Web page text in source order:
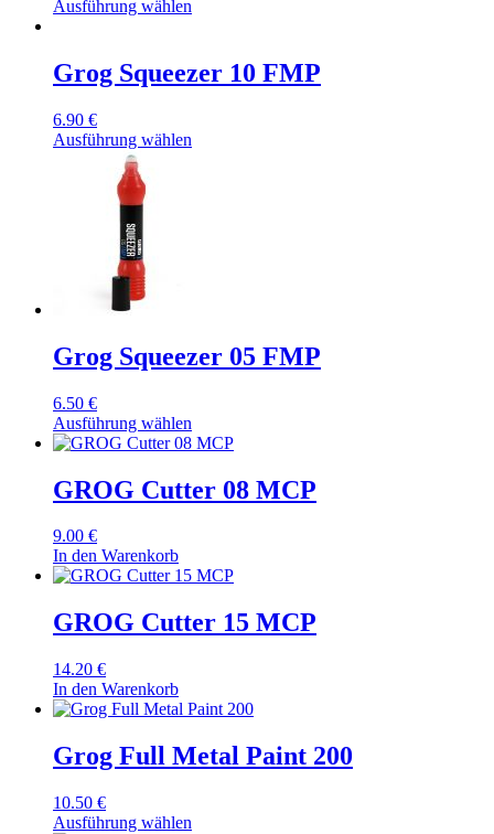
Ausführung wählen
Grog Squeezer 10 FMP
6.90 €
Ausführung wählen
Grog Squeezer 05 FMP
6.50 €
Ausführung wählen
GROG Cutter 08 MCP
9.00 €
In den Warenkorb
GROG Cutter 15 MCP
14.20 €
In den Warenkorb
Grog Full Metal Paint 200
10.50 €
Ausführung wählen